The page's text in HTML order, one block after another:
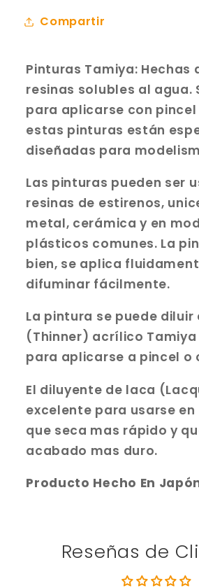
Otan
/
10
ml
/
10
ml
Compartir
Pinturas Tamiya: Hechas
resinas solubles al agua.
para aplicarse con
estas pinturas están
diseñadas para
Las pinturas pueden ser
resinas de estirenos,
metal, cerámica y en
plásticos comunes. La
bien, se aplica
difuminar fácilmente.
La pintura se puede diluir
(Thinner) acrílico Tamiya
para aplicarse a pincel o
El diluyente de laca
excelente para usarse
que seca mas rápido y
acabado mas duro.
Producto Hecho En
Reseñas de